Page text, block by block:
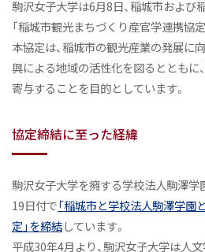
駒沢女子大学は6月8日、稲城市および
「稲城市観光まちづくり産官学連携協
本協定は、稲城市の観光産業の発展に
興による地域の活性化を図るとともに
寄与することを目的としています。
協定締結に至った経緯
駒沢女子大学を擁する学校法人駒澤学
19日付で「稲城市と学校法人駒澤学
定」を締結しています。
平成30年4月より、駒沢女子大学は人